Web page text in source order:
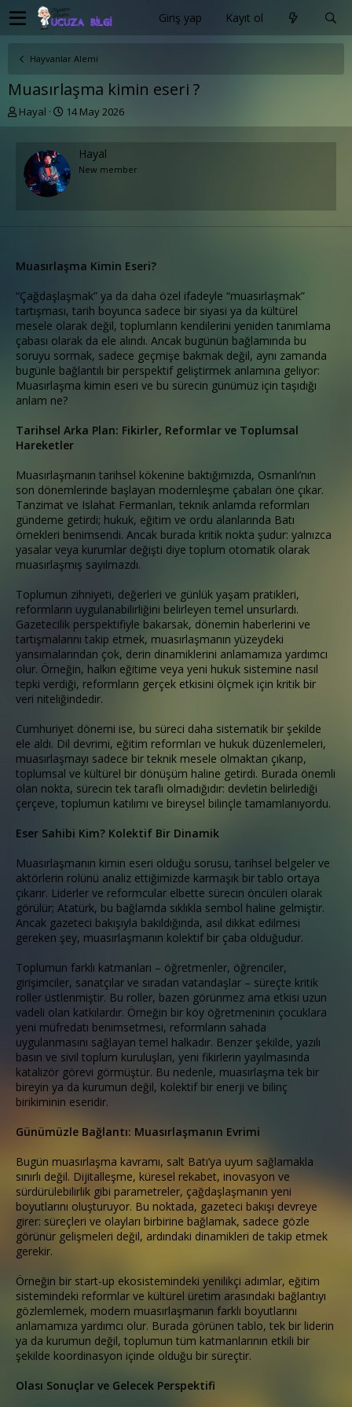
Giriş yap Kayıt ol
Hayvanlar Alemi
Muasırlaşma kimin eseri ?
K
t
n
Hayal
B
a
n
r
h
14 May 2026
Hayal
New member
Muasırlaşma Kimin Eseri?
“Çağdaşlaşmak” ya da daha özel ifadeyle “muasırlaşmak”
tartışması, tarih boyunca sadece bir siyasi ya da kültürel
mesele olarak değil, toplumların kendilerini yeniden tanımlama
çabası olarak da ele alındı. Ancak bugünün bağlamında bu
soruyu sormak, sadece geçmişe bakmak değil, aynı zamanda
bugünle bağlantılı bir perspektif geliştirmek anlamına geliyor:
Muasırlaşma kimin eseri ve bu sürecin günümüz için taşıdığı
anlam ne?
Tarihsel Arka Plan: Fikirler, Reformlar ve Toplumsal
Hareketler
Muasırlaşmanın tarihsel kökenine baktığımızda, Osmanlı’nın
son dönemlerinde başlayan modernleşme çabaları öne çıkar.
Tanzimat ve Islahat Fermanları, teknik anlamda reformları
gündeme getirdi; hukuk, eğitim ve ordu alanlarında Batı
örnekleri benimsendi. Ancak burada kritik nokta şudur: yalnızca
yasalar veya kurumlar değişti diye toplum otomatik olarak
muasırlaşmış sayılmazdı.
Toplumun zihniyeti, değerleri ve günlük yaşam pratikleri,
reformların uygulanabilirliğini belirleyen temel unsurlardı.
Gazetecilik perspektifiyle bakarsak, dönemin haberlerini ve
tartışmalarını takip etmek, muasırlaşmanın yüzeydeki
yansımalarından çok, derin dinamiklerini anlamamıza yardımcı
olur. Örneğin, halkın eğitime veya yeni hukuk sistemine nasıl
tepki verdiği, reformların gerçek etkisini ölçmek için kritik bir
veri niteliğindedir.
Cumhuriyet dönemi ise, bu süreci daha sistematik bir şekilde
ele aldı. Dil devrimi, eğitim reformları ve hukuk düzenlemeleri,
muasırlaşmayı sadece bir teknik mesele olmaktan çıkarıp,
toplumsal ve kültürel bir dönüşüm haline getirdi. Burada önemli
olan nokta, sürecin tek taraflı olmadığıdır: devletin belirlediği
çerçeve, toplumun katılımı ve bireysel bilinçle tamamlanıyordu.
Eser Sahibi Kim? Kolektif Bir Dinamik
Muasırlaşmanın kimin eseri olduğu sorusu, tarihsel belgeler ve
aktörlerin rolünü analiz ettiğimizde karmaşık bir tablo ortaya
çıkarır. Liderler ve reformcular elbette sürecin öncüleri olarak
görülür; Atatürk, bu bağlamda sıklıkla sembol haline gelmiştir.
Ancak gazeteci bakışıyla bakıldığında, asıl dikkat edilmesi
gereken şey, muasırlaşmanın kolektif bir çaba olduğudur.
Toplumun farklı katmanları – öğretmenler, öğrenciler,
girişimciler, sanatçılar ve sıradan vatandaşlar – süreçte kritik
roller üstlenmiştir. Bu roller, bazen görünmez ama etkisi uzun
vadeli olan katkılardır. Örneğin bir köy öğretmeninin çocuklara
yeni müfredatı benimsetmesi, reformların sahada
uygulanmasını sağlayan temel halkadır. Benzer şekilde, yazılı
basın ve sivil toplum kuruluşları, yeni fikirlerin yayılmasında
katalizör görevi görmüştür. Bu nedenle, muasırlaşma tek bir
bireyin ya da kurumun değil, kolektif bir enerji ve bilinç
birikiminin eseridir.
Günümüzle Bağlantı: Muasırlaşmanın Evrimi
Bugün muasırlaşma kavramı, salt Batı’ya uyum sağlamakla
sınırlı değil. Dijitalleşme, küresel rekabet, inovasyon ve
sürdürülebilirlik gibi parametreler, çağdaşlaşmanın yeni
boyutlarını oluşturuyor. Bu noktada, gazeteci bakışı devreye
girer: süreçleri ve olayları birbirine bağlamak, sadece gözle
görünür gelişmeleri değil, ardındaki dinamikleri de takip etmek
gerekir.
Örneğin bir start-up ekosistemindeki yenilikçi adımlar, eğitim
sistemindeki reformlar ve kültürel üretim arasındaki bağlantıyı
gözlemlemek, modern muasırlaşmanın farklı boyutlarını
anlamamıza yardımcı olur. Burada görünen tablo, tek bir liderin
ya da kurumun değil, toplumun tüm katmanlarının etkili bir
şekilde koordinasyon içinde olduğu bir süreçtir.
Olası Sonuçlar ve Gelecek Perspektifi